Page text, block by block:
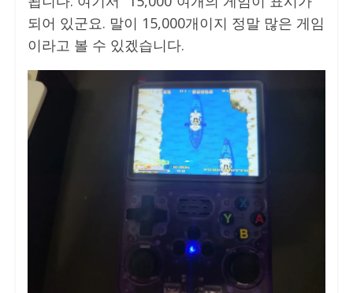
되어 있군요. 말이 15,000개이지 정말 많은 게임
이라고 볼 수 있겠습니다.